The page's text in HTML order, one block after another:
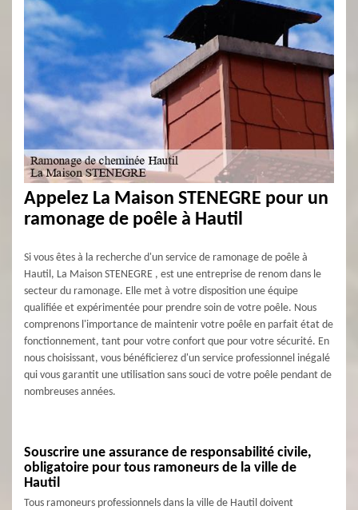
Appelez La Maison STENEGRE pour un
ramonage de poêle à Hautil
Si vous êtes à la recherche d'un service de ramonage de poêle à
Hautil, La Maison STENEGRE , est une entreprise de renom dans le
secteur du ramonage. Elle met à votre disposition une équipe
qualifiée et expérimentée pour prendre soin de votre poêle. Nous
comprenons l'importance de maintenir votre poêle en parfait état de
fonctionnement, tant pour votre confort que pour votre sécurité. En
nous choisissant, vous bénéficierez d'un service professionnel inégalé
qui vous garantit une utilisation sans souci de votre poêle pendant de
nombreuses années.
Souscrire une assurance de responsabilité civile,
obligatoire pour tous ramoneurs de la ville de
Hautil
Tous ramoneurs professionnels dans la ville de Hautil doivent